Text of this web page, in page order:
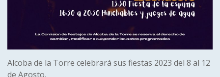
Alcoba de la Torre celebrará sus fiestas 2023 del 8 al 12
de Agosto.